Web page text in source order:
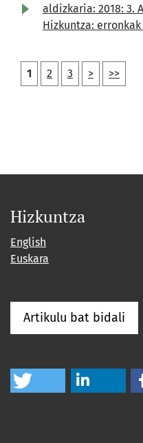
aldizkaria: 2018: 3.
Hizkuntza:
1 2 3 > >>
Hizkuntza
English
Euskara
Artikulu bat bidali